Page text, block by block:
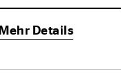
Mehr Details